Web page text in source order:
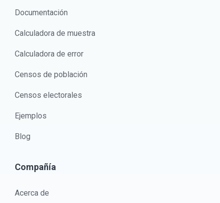
Documentación
Calculadora de muestra
Calculadora de error
Censos de población
Censos electorales
Ejemplos
Blog
Compañía
Acerca de